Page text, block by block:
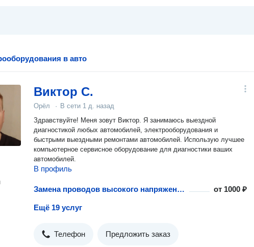
в авто
Виктор С.
Орёл · В сети 1 д. назад
Здравствуйте! Меня зовут Виктор. Я занимаюсь выездной
диагностикой любых автомобилей, электрооборудования и
быстрыми выездными ремонтами автомобилей. Использую лучшее
компьютерное сервисное оборудование для диагностики ваших
автомобилей.
В профиль
Замена проводов высокого напряжения в автомобиле от 1000 ₽
Ещё 19 услуг
Телефон Предложить заказ